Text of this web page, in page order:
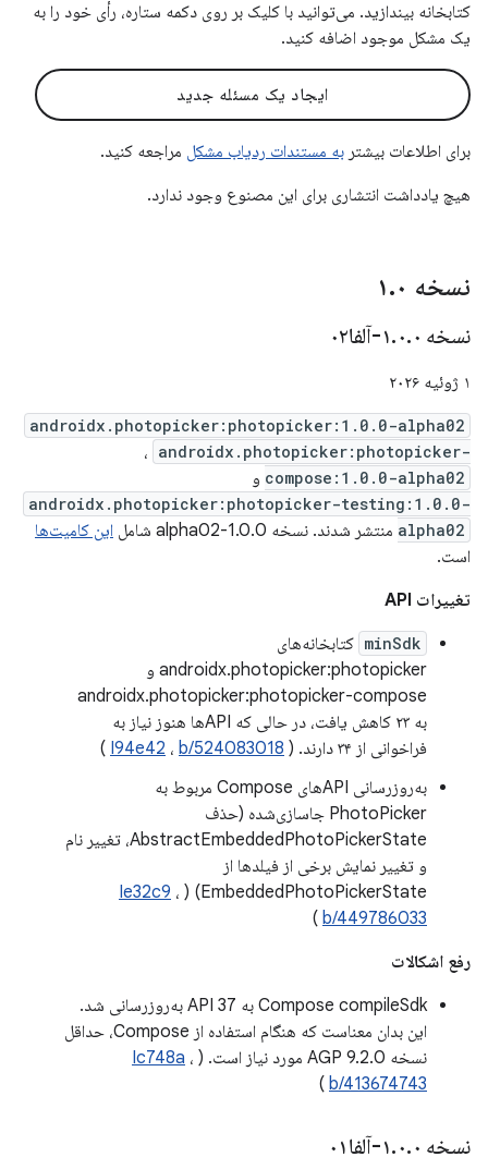
کتابخانه بیندازید. می‌توانید با کلیک بر روی دکمه ستاره، رأی خود را به
یک مشکل موجود اضافه کنید.
ایجاد یک مسئله جدید
برای اطلاعات بیشتر به مستندات ردیاب مشکل مراجعه کنید.
هیچ یادداشت انتشاری برای این مصنوع وجود ندارد.
نسخه ۱ .۰
نسخه ۱ .۰.۰-آلفا۰۲
۱ ژوئیه ۲۰۲۶
androidx.photopicker:photopicker:1.0.0-alpha02
، androidx.photopicker:photopicker-
compose:1.0.0-alpha02 و
androidx.photopicker:photopicker-testing:1.0.0-
alpha02 منتشر شدند. نسخه 1.0.0-alpha02 شامل
این کامیت‌ها
است.
تغییرات API
minSdk کتابخانه‌های
androidx.photopicker:photopicker و
androidx.photopicker:photopicker-compose
به ۲۳ کاهش یافت، در حالی که APIها هنوز نیاز به
فراخوانی از ۳۴ دارند. (
I94e42 ، b/524083018
)
به‌روزرسانی APIهای Compose مربوط به
PhotoPicker جاسازی‌شده (حذف
AbstractEmbeddedPhotoPickerState، تغییر نام
و تغییر نمایش برخی از فیلدها از
EmbeddedPhotoPickerState) (
Ie32c9 ،
b/449786033
)
رفع اشکالات
Compose compileSdk به API 37 به‌روزرسانی شد.
این بدان معناست که هنگام استفاده از Compose، حداقل
نسخه AGP 9.2.0 مورد نیاز است. (
Ic748a ،
b/413674743
)
نسخه ۱ .۰.۰-آلفا۰۱